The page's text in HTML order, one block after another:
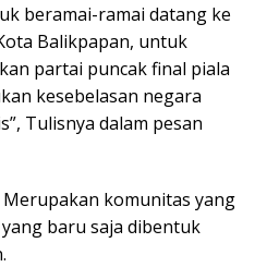
beramai-ramai datang ke
Balikpapan, untuk
partai puncak final piala
kesebelasan negara
Tulisnya dalam pesan
komunitas yang
baru saja dibentuk